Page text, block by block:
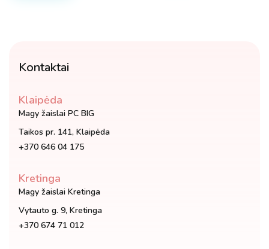
Kontaktai
Klaipėda
Magy žaislai PC BIG
Taikos pr. 141, Klaipėda
+370 646 04 175
Kretinga
Magy žaislai Kretinga
Vytauto g. 9, Kretinga
+370 674 71 012